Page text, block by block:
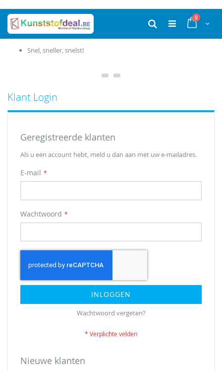
Ga
naar
inhoud
Cart
0producten
Zoek
Snel, sneller, snelst!
Klant Login
Geregistreerde klanten
Als u een account hebt, meld u dan aan met uw e-mailadres.
E-mail
Wachtwoord
INLOGGEN
Wachtwoord vergeten?
Nieuwe klanten